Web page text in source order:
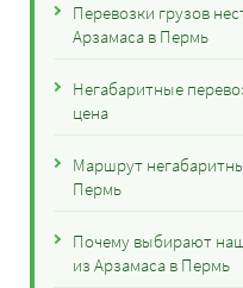
Перевозки грузов
Арзамаса в Пермь
Негабаритные
цена
Маршрут
Пермь
Почему выбирают
из Арзамаса в Пермь